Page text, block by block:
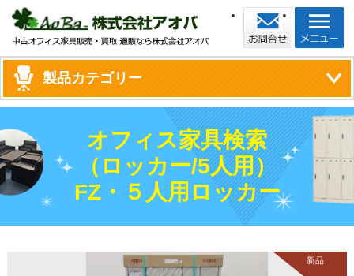
製品カテゴリー
オフィス家具検索
（ロッカー/5人用）
FZ・５人用ロッカー
新品